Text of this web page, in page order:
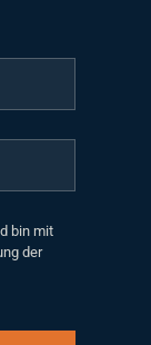
bin mit
der